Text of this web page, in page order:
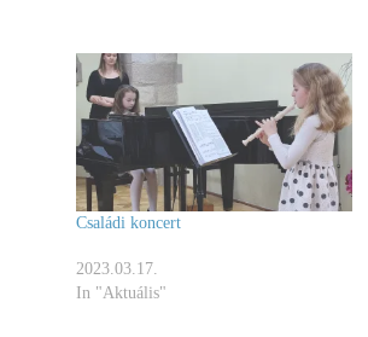
Családi koncert
2023.03.17.
In "Aktuális"